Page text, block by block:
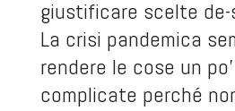
giustificare scelte
La crisi pandemica
rendere le cose un
complicate perché